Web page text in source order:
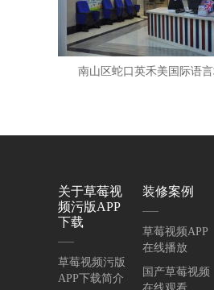
南山区蛇口英禾美国际语
关于草莓视
频污版APP
下载
草莓视频污版
APP下载简介
装修案例
草莓视频APP
在线播放
国产草莓视频